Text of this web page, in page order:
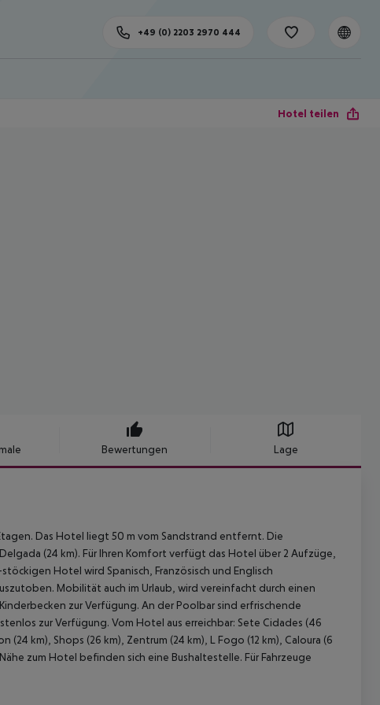
+49 (0) 2203 2970 444
Hotel teilen
Bewertungen Lage
Das Hotel liegt 50 m vom Sandstrand entfernt. Die
(24 km). Für Ihren Komfort verfügt das Hotel über 2 Aufzüge,
Hotel wird Spanisch, Französisch und Englisch
Mobilität auch im Urlaub, wird vereinfacht durch einen
zur Verfügung. An der Poolbar sind erfrischende
zur Verfügung. Vom Hotel aus erreichbar: Sete Cidades (46
km), Shops (26 km), Zentrum (24 km), L Fogo (12 km), Caloura (6
zum Hotel befinden sich eine Bushaltestelle. Für Fahrzeuge